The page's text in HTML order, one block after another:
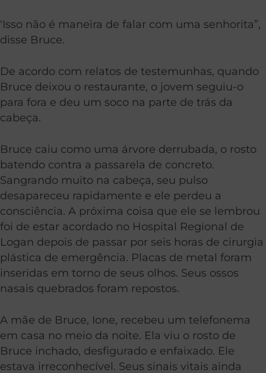
‘Isso não é maneira de falar com uma senhorita”,
disse Bruce.
De acordo com relatos de testemunhas, quando
Bruce deixou o restaurante, o jovem seguiu-o
para fora e deu um soco na parte de trás da
cabeça.
Bruce caiu como uma árvore derrubada, o rosto
batendo contra a passarela de concreto.
Sangrando muito na cabeça, seu pulso
desapareceu rapidamente e ele perdeu a
consciência. A próxima coisa que ele se lembrou
foi de estar acordado no Hospital Regional de
Logan depois de passar por seis horas de cirurgia
plástica de emergência. Placas de metal foram
inseridas em torno de seus olhos. Seus ossos
nasais quebrados foram repostos.
A mãe de Bruce, Ione, recebeu um telefonema
em casa no meio da noite. Ela viu o rosto de
Bruce inchado, desfigurado e enfaixado. Ele
estava irreconhecível. Seus sinais vitais ainda